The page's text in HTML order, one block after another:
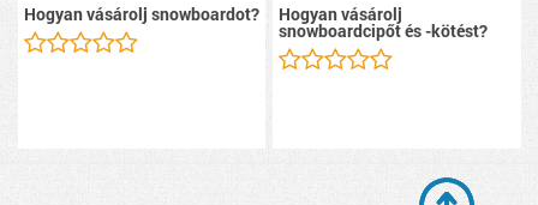
Hogyan vásárolj snowboardot? Hogyan vásárolj
snowboardcipőt és -kötést?